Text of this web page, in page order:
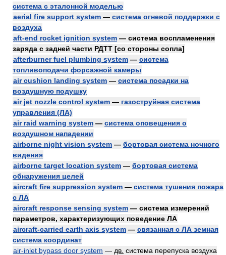
система с эталонной моделью
aerial fire support system — система огневой поддержки с
воздуха
aft-end rocket ignition system — система воспламенения
заряда с задней части РДТТ [со стороны сопла]
afterburner fuel plumbing system — система
топливоподачи форсажной камеры
air cushion landing system — система посадки на
воздушную подушку
air jet nozzle control system — газоструйная система
управления (ЛА)
air raid warning system — система оповещения о
воздушном нападении
airborne night vision system — бортовая система ночного
видения
airborne target location system — бортовая система
обнаружения целей
aircraft fire suppression system — система тушения пожара
с ЛА
aircraft response sensing system — система измерений
параметров, характеризующих поведение ЛА
aircraft-carried earth axis system — связанная с ЛА земная
система координат
air-inlet bypass door system — дв. система перепуска воздуха